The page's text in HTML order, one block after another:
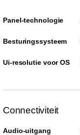
Panel-technologie
Besturingssysteem
Ui-resolutie voor OS
Connectiviteit
Audio-uitgang